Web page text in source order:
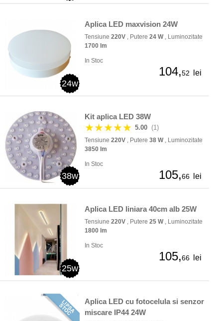
24w
Aplica LED maxvision 24W
Tensiune 220V , Putere 24 W, Luminozitate
1700 lm
In Stoc
104,52 lei
38w
Kit aplica LED 38W
★★★★★ 5.00 (1)
Tensiune 220V , Putere 38 W, Luminozitate
3850 lm
In Stoc
105,66 lei
25w
Aplica LED liniara 40cm alb 25W
Tensiune 220V , Putere 25 W, Luminozitate
1800 lm
In Stoc
105,66 lei
Aplica LED cu fotocelula si senzor
miscare IP44 24W